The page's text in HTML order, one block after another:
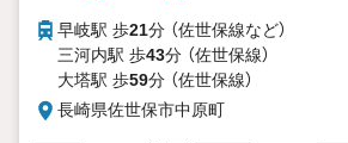
早岐駅 歩21分 （佐世保線など）
三河内駅 歩43分 （佐世保線）
大塔駅 歩59分 （佐世保線）
長崎県佐世保市中原町